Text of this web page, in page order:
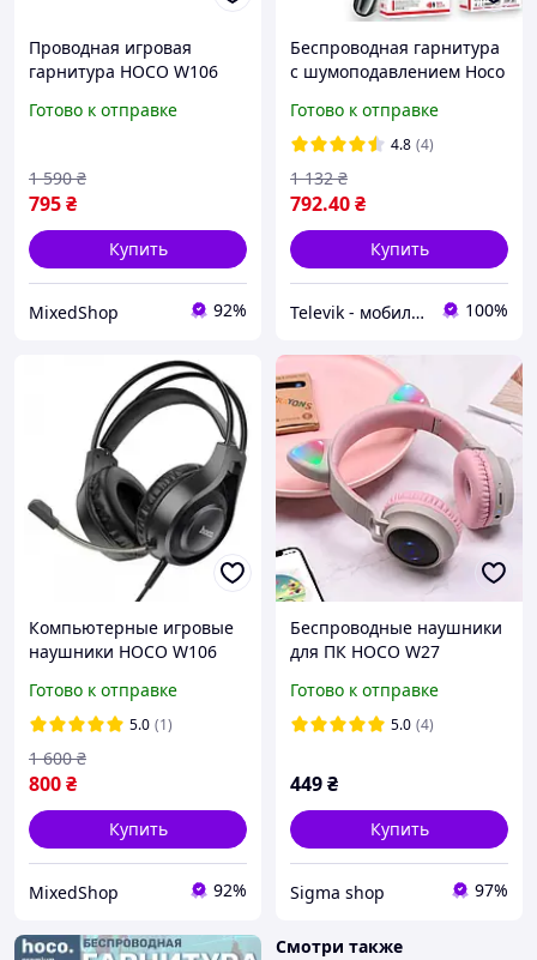
Проводная игровая
гарнитура HOCO W106
оголовьем
Готово к отправке
795₴
1 590 ₴
Купить
MixedShop 92%
Беспроводная гарнитура
с шумоподавлением Hoco
гарнитура с микрофоном,
черный
Готово к отправке
4.8 (4)
792.40₴
1 132 ₴
Купить
Televik - мобильные аксессуары и гаджеты 100%
Компьютерные игровые
наушники HOCO W106
(проводные) черный
Готово к отправке
5.0 (1)
800₴
1 600 ₴
Купить
MixedShop 92%
Беспроводные наушники
для ПК HOCO W27
Готово к отправке
5.0 (4)
449₴
Купить
Sigma shop 97%
Смотри также